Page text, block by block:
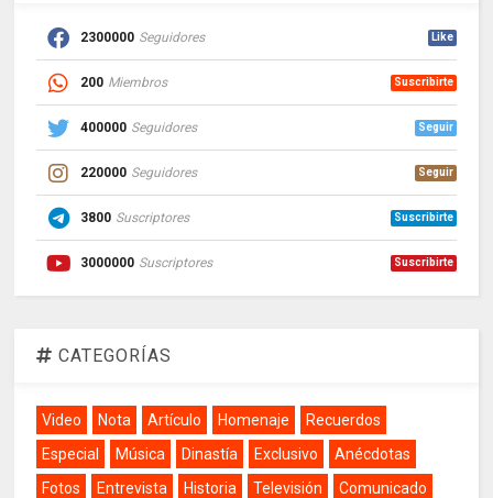
2300000 Seguidores Like
200 Miembros Suscribirte
400000 Seguidores Seguir
220000 Seguidores Seguir
3800 Suscriptores Suscribirte
3000000 Suscriptores Suscribirte
CATEGORÍAS
Video Nota Artículo Homenaje
Recuerdos
Especial
Música Dinastía Exclusivo
Anécdotas
Fotos
Entrevista Historia Televisión
Comunicado